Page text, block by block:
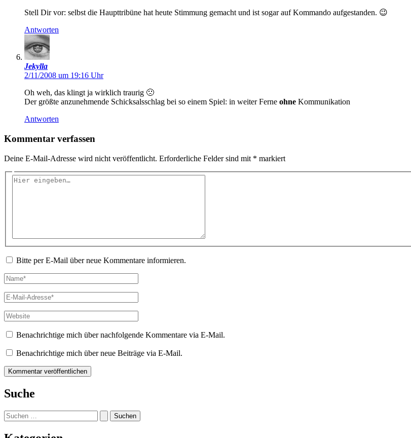
Stell Dir vor: selbst die Haupttribüne hat heute Stimmung gemacht und ist sogar auf Kommando aufgestanden. 😉
Antworten
Jekylla
2/11/2008 um 19:16 Uhr
Oh weh, das klingt ja wirklich traurig 🙁
Der größte anzunehmende Schicksalsschlag bei so einem Spiel: in weiter Ferne ohne Kommunikation
Antworten
Kommentar verfassen
Deine E-Mail-Adresse wird nicht veröffentlicht. Erforderliche Felder sind mit * markiert
Hier
Bitte per E-Mail über neue Kommentare informieren.
Name*
E-
Mail-
Adresse*
Website
Benachrichtige mich über nachfolgende Kommentare via E-Mail.
Benachrichtige mich über neue Beiträge via E-Mail.
Suche
Suchen
nach: